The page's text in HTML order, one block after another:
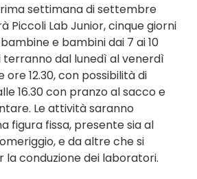
settimana di settembre
Piccoli Lab Junior, cinque giorni
e bambini dai 7 ai 10
terranno dal lunedì al venerdì
ore 12.30, con possibilità di
16.30 con pranzo al sacco e
Le attività saranno
figura fissa, presente sia al
e da altre che si
conduzione dei laboratori.